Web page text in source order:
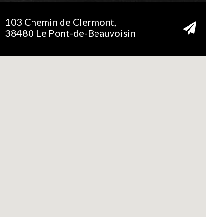
103 Chemin de Clermont,
38480 Le Pont-de-Beauvoisin
